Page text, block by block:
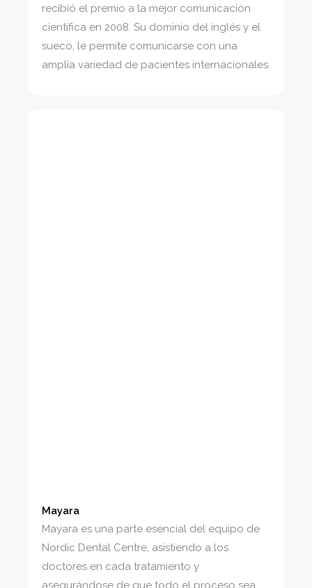
recibió el premio a la mejor comunicación
científica en 2008. Su dominio del inglés y el
sueco, le permite comunicarse con una
amplia variedad de pacientes internacionales.
Mayara
Mayara es una parte esencial del equipo de
Nordic Dental Centre, asistiendo a los
doctores en cada tratamiento y
asegurándose de que todo el proceso sea